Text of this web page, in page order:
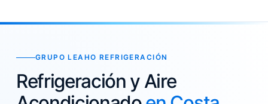
GRUPO LEAHO REFRIGERACIÓN
Refrigeración y Aire